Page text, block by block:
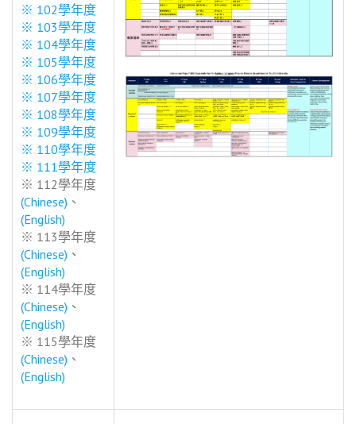
※ 102學年度
※ 103學年度
※ 104學年度
※ 105學年度
※ 106學年度
※ 107學年度
※ 108學年度
※ 109學年度
※ 110學年度
※ 111學年度
※ 112學年度
(Chinese) 、
(English)
※ 113學年度
(Chinese) 、
(English)
※ 114學年度
(Chinese) 、
(English)
※ 115學年度
(Chinese) 、
(English)